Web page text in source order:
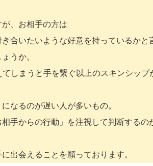
、お相手の方は
合いたいような好意を持っているかと
うか。
しまうと手を繋ぐ以上のスキンシッ
なるのが遅い人が多いもの。
手からの行動」を注視して判断するの
出会えることを願っております。